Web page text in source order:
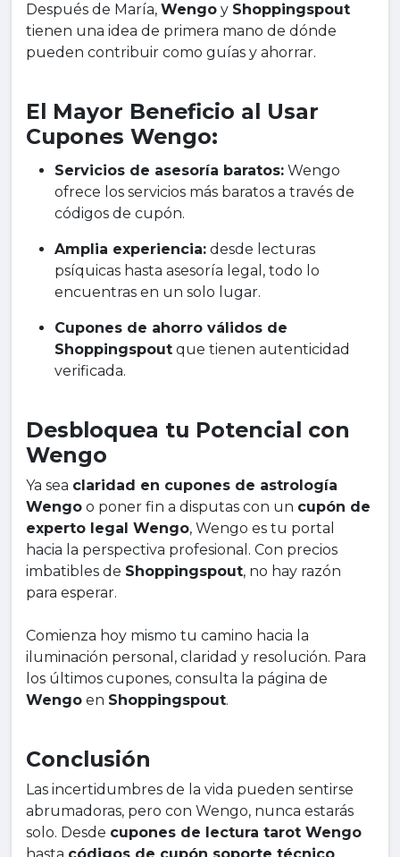
Después de María, Wengo y Shoppingspout
tienen una idea de primera mano de dónde
pueden contribuir como guías y ahorrar.
El Mayor Beneficio al Usar
Cupones Wengo:
Servicios de asesoría baratos: Wengo
ofrece los servicios más baratos a través de
códigos de cupón.
Amplia experiencia: desde lecturas
psíquicas hasta asesoría legal, todo lo
encuentras en un solo lugar.
Cupones de ahorro válidos de
Shoppingspout que tienen autenticidad
verificada.
Desbloquea tu Potencial con
Wengo
Ya sea claridad en cupones de astrología
Wengo o poner fin a disputas con un cupón de
experto legal Wengo, Wengo es tu portal
hacia la perspectiva profesional. Con precios
imbatibles de Shoppingspout, no hay razón
para esperar.
Comienza hoy mismo tu camino hacia la
iluminación personal, claridad y resolución. Para
los últimos cupones, consulta la página de
Wengo en Shoppingspout.
Conclusión
Las incertidumbres de la vida pueden sentirse
abrumadoras, pero con Wengo, nunca estarás
solo. Desde cupones de lectura tarot Wengo